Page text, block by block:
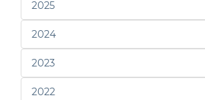
2025
2024
2023
2022